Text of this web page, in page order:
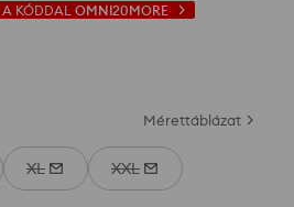
A KÓDDAL OMNI20MORE
Mérettáblázat
XL XXL